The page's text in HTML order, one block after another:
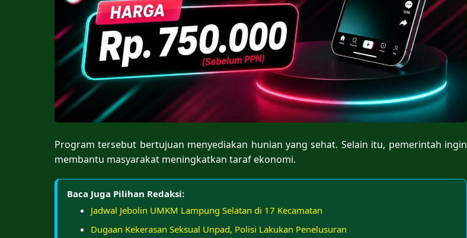
Program tersebut bertujuan menyediakan hunian yang sehat. Selain itu, pemerintah ingin
membantu masyarakat meningkatkan taraf ekonomi.
Baca Juga Pilihan Redaksi:
Jadwal Jebolin UMKM Lampung Selatan di 17 Kecamatan
Dugaan Kekerasan Seksual Unpad, Polisi Lakukan Penelusuran